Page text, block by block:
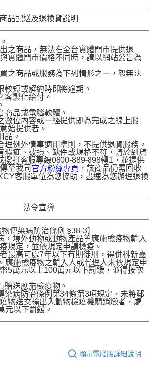
商品配送及退換貨說明
之商品，無法在全台實體門市提供退
實體門市價格不同時，請以網站公告為
之商品或服務為下列情形之一，恕無法
較短或解約時即將逾期。
客製化給付。
商品或電腦軟體。
數位內容或一經提供即為完成之線上服
始提供者。
品。
理例外情事適用準則，不提供退貨服務。
瑕疵、破損、缺件或規格不符，請於到貨
撥打客服專線0800-889-898轉1，並提供
至我司 官方粉絲專頁 ，該商品仍需回收
客服單位為您協助，盡速為您辦理退換
法令宣導
傳染病防治條例 §38-3】
，境外動物或動物產品等應施檢疫物輸入
規定，並依規定申請檢疫。
最高可處7年以下有期徒刑，得併科新臺
應施檢疫物之輸入人或代理人未依規定申
5萬元以上100萬元以下罰鍰，並得按次
贈送應施檢疫物。
染病防治條例第34條第3項規定，未將郵
物送交輸出入動物檢疫機關銷燬者，處
元以下罰鍰。
顯示電腦版詳細說明